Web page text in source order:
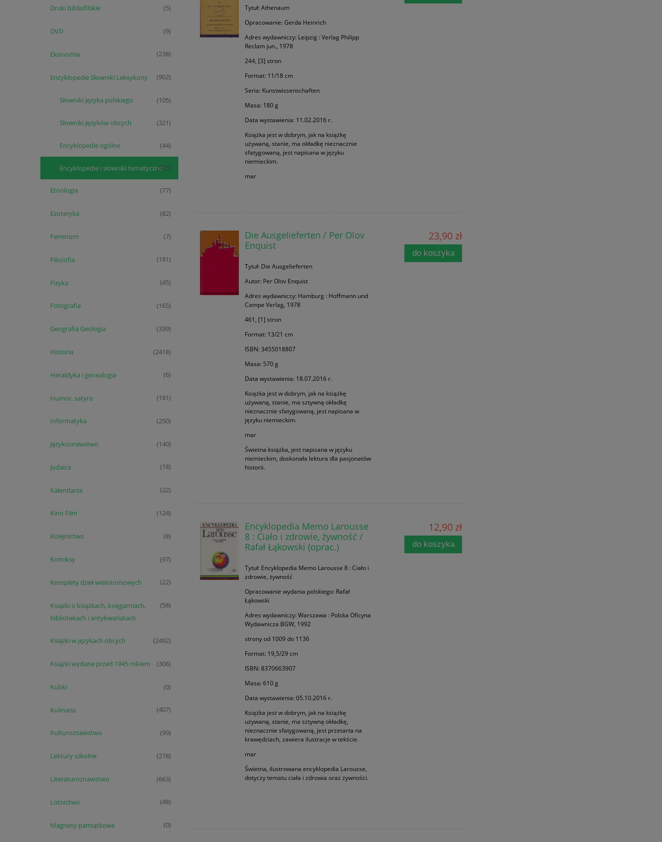
Druki bibliofilskie (5)
DVD (9)
Ekonomia (238)
Encyklopedie Słowniki Leksykony (902)
Słowniki języka polskiego (105)
Słowniki języków obcych (321)
Encyklopedie ogólne (44)
Encyklopedie i słowniki tematyczne(425)
Etnologia (77)
Ezoteryka (82)
Feminizm (7)
Filozofia (181)
Fizyka (45)
Fotografia (165)
Geografia Geologia (339)
Historia (2418)
Heraldyka i genealogia (6)
Humor, satyra (181)
Informatyka (250)
Językoznawstwo (140)
Judaica (18)
Kalendarze (22)
Kino Film (124)
Kolejnictwo (8)
Komiksy (97)
Komplety dzieł wielotomowych (22)
Książki o książkach, księgarniach,
bibliotekach i antykwariatach
(58)
Książki w językach obcych (2492)
Książki wydane przed 1945 rokiem (306)
Kubki (0)
Kulinaria (407)
Kulturoznawstwo (99)
Lektury szkolne (278)
Literaturoznawstwo (663)
Lotnictwo (48)
Magnesy pamiątkowe (0)
Tytuł: Athenaum
Opracowanie: Gerda Heinrich
Adres wydawniczy: Leipzig : Verlag Philipp
Reclam jun., 1978
244, [3] stron
Format: 11/18 cm
Seria: Kunstwissenschaften
Masa: 180 g
Data wystawienia: 11.02.2016 r.
Książka jest w dobrym, jak na książkę
używaną, stanie, ma okładkę nieznacznie
sfatygowaną, jest napisana w języku
niemieckim.
mar
Die Ausgelieferten / Per Olov
Enquist
Tytuł: Die Ausgelieferten
Autor: Per Olov Enquist
Adres wydawniczy: Hamburg : Hoffmann und
Campe Verlag, 1978
461, [1] stron
Format: 13/21 cm
ISBN: 3455018807
Masa: 570 g
Data wystawienia: 18.07.2016 r.
Książka jest w dobrym, jak na książkę
używaną, stanie, ma sztywną okładkę
nieznacznie sfatygowaną, jest napisana w
języku niemieckim.
mar
Świetna książka, jest napisana w języku
niemieckim, doskonała lektura dla pasjonatów
historii.
23,90 zł
do koszyka
Encyklopedia Memo Larousse
8 : Ciało i zdrowie, żywność /
Rafał Łąkowski (oprac.)
Tytuł: Encyklopedia Memo Larousse 8 : Ciało i
zdrowie, żywność
Opracowanie wydania polskiego: Rafał
Łąkowski
Adres wydawniczy: Warszawa : Polska Oficyna
Wydawnicza BGW, 1992
strony od 1009 do 1136
Format: 19,5/29 cm
ISBN: 8370663907
Masa: 610 g
Data wystawienia: 05.10.2016 r.
Książka jest w dobrym, jak na książkę
używaną, stanie, ma sztywną okładkę,
nieznacznie sfatygowaną, jest przetarta na
krawędziach, zawiera ilustracje w tekście.
mar
Świetna, ilustrowana encyklopedia Larousse,
dotyczy tematu ciała i zdrowia oraz żywności.
12,90 zł
do koszyka